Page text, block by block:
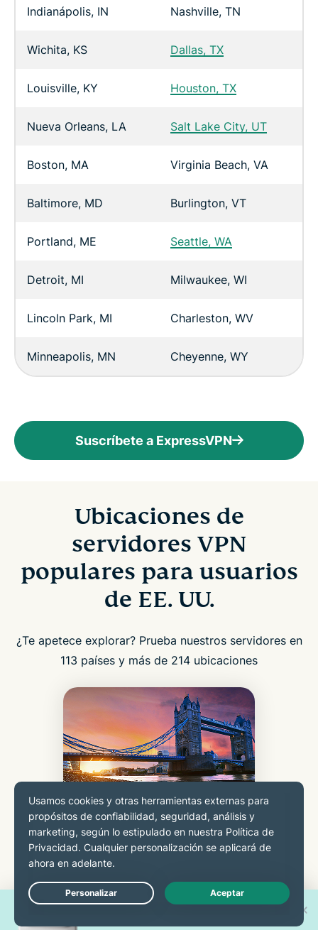
Indianápolis, IN Nashville, TN
Wichita, KS Dallas, TX
Louisville, KY Houston, TX
Nueva Orleans, LA Salt Lake City, UT
Boston, MA Virginia Beach, VA
Baltimore, MD Burlington, VT
Portland, ME Seattle, WA
Detroit, MI Milwaukee, WI
Lincoln Park, MI Charleston, WV
Minneapolis, MN Cheyenne, WY
Suscríbete a ExpressVPN
Ubicaciones de
servidores VPN
populares para usuarios
de EE. UU.
¿Te apetece explorar? Prueba nuestros servidores en
113 países y más de 214 ubicaciones
REINO UNIDO
Live Chat
¡Gana uno de los 30 nuevos